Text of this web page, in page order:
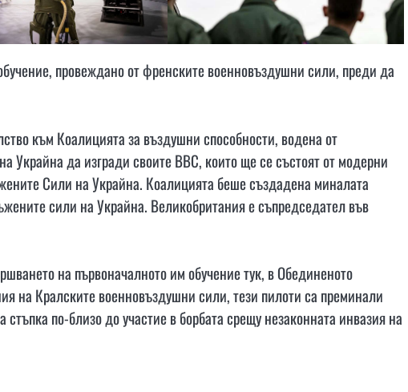
провеждано от френските военновъздушни сили, преди да
към Коалицията за въздушни способности, водена от
Украйна да изгради своите ВВС, които ще се състоят от модерни
Сили на Украйна. Коалицията беше създадена миналата
сили на Украйна. Великобритания е съпредседател във
на първоначалното им обучение тук, в Обединеното
на Кралските военновъздушни сили, тези пилоти са преминали
по-близо до участие в борбата срещу незаконната инвазия на